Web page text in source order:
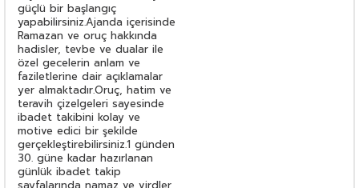
güçlü bir başlangıç
yapabilirsiniz.Ajanda içerisinde
Ramazan ve oruç hakkında
hadisler, tevbe ve dualar ile
özel gecelerin anlam ve
faziletlerine dair açıklamalar
yer almaktadır.Oruç, hatim ve
teravih çizelgeleri sayesinde
ibadet takibini kolay ve
motive edici bir şekilde
gerçekleştirebilirsiniz.1 günden
30. güne kadar hazırlanan
günlük ibadet takip